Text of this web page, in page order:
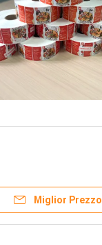
Miglior Prezzo